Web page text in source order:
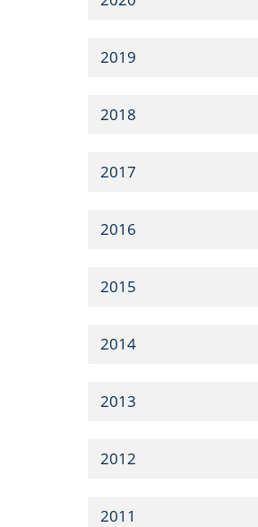
2019
2018
2017
2016
2015
2014
2013
2012
2011